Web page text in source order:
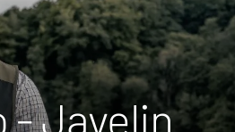
- Javelin